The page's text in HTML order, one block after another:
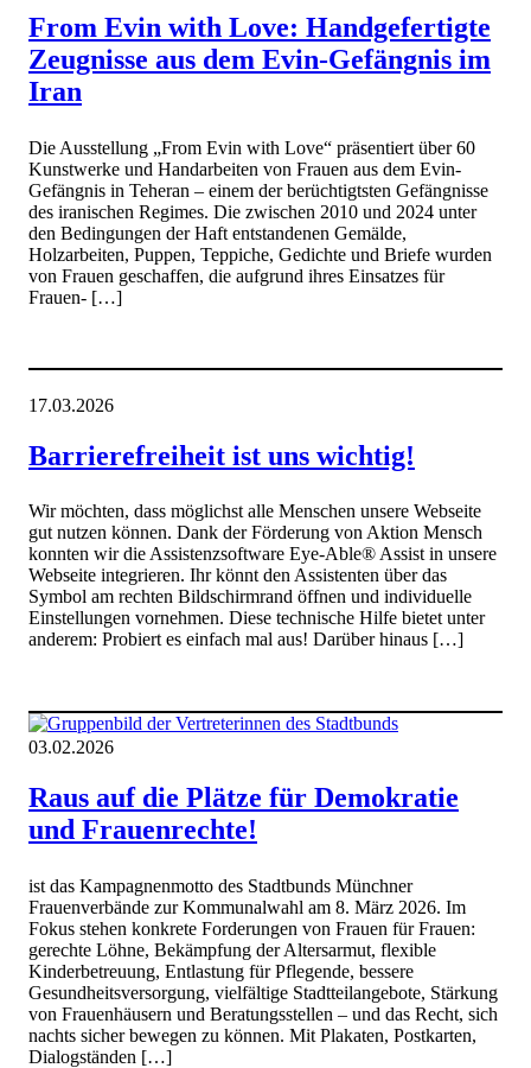
From Evin with Love: Handgefertigte
Zeugnisse aus dem Evin-Gefängnis im
Iran
Die Ausstellung „From Evin with Love“ präsentiert über 60
Kunstwerke und Handarbeiten von Frauen aus dem Evin-
Gefängnis in Teheran – einem der berüchtigtsten Gefängnisse
des iranischen Regimes. Die zwischen 2010 und 2024 unter
den Bedingungen der Haft entstandenen Gemälde,
Holzarbeiten, Puppen, Teppiche, Gedichte und Briefe wurden
von Frauen geschaffen, die aufgrund ihres Einsatzes für
Frauen- […]
17.03.2026
Barrierefreiheit ist uns wichtig!
Wir möchten, dass möglichst alle Menschen unsere Webseite
gut nutzen können. Dank der Förderung von Aktion Mensch
konnten wir die Assistenzsoftware Eye-Able® Assist in unsere
Webseite integrieren. Ihr könnt den Assistenten über das
Symbol am rechten Bildschirmrand öffnen und individuelle
Einstellungen vornehmen. Diese technische Hilfe bietet unter
anderem: Probiert es einfach mal aus! Darüber hinaus […]
03.02.2026
Raus auf die Plätze für Demokratie
und Frauenrechte!
ist das Kampagnenmotto des Stadtbunds Münchner
Frauenverbände zur Kommunalwahl am 8. März 2026. Im
Fokus stehen konkrete Forderungen von Frauen für Frauen:
gerechte Löhne, Bekämpfung der Altersarmut, flexible
Kinderbetreuung, Entlastung für Pflegende, bessere
Gesundheitsversorgung, vielfältige Stadtteilangebote, Stärkung
von Frauenhäusern und Beratungsstellen – und das Recht, sich
nachts sicher bewegen zu können. Mit Plakaten, Postkarten,
Dialogständen […]